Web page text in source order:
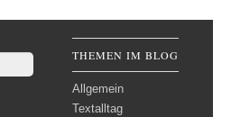
THEMEN IM BLOG
Allgemein
Textalltag